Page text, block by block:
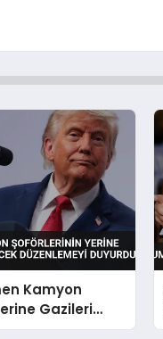
Kamyon
Gazileri
Düzenlemeyi